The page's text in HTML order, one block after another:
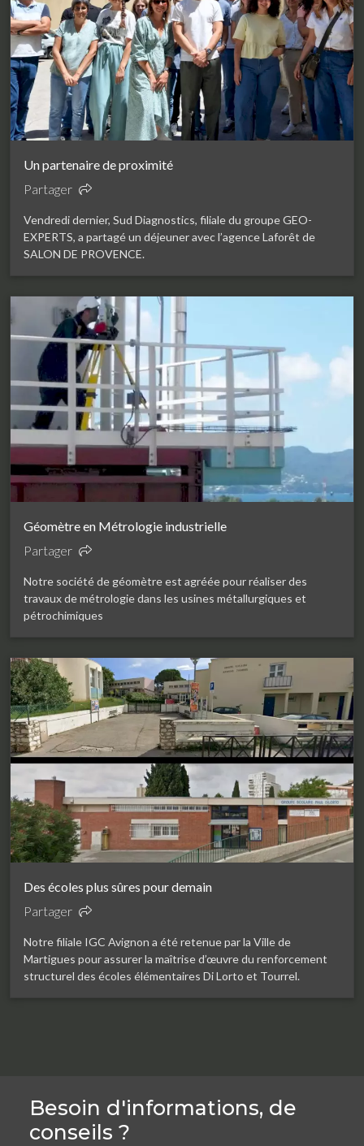
Un partenaire de proximité
Partager
Vendredi dernier, Sud Diagnostics, filiale du groupe GEO-
EXPERTS, a partagé un déjeuner avec l’agence Laforêt de
SALON DE PROVENCE.
Géomètre en Métrologie industrielle
Partager
Notre société de géomètre est agréée pour réaliser des
travaux de métrologie dans les usines métallurgiques et
pétrochimiques
Des écoles plus sûres pour demain
Partager
Notre filiale IGC Avignon a été retenue par la Ville de
Martigues pour assurer la maîtrise d’œuvre du renforcement
structurel des écoles élémentaires Di Lorto et Tourrel.
Besoin d'informations, de
conseils ?